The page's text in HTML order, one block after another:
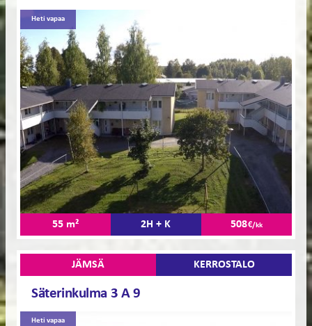
Heti vapaa
55 m² 2H + K 508€/kk
JÄMSÄ KERROSTALO
Säterinkulma 3 A 9
Heti vapaa